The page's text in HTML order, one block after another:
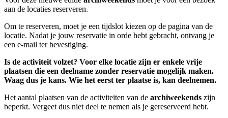
aan de locaties reserveren.
Om te reserveren, moet je een tijdslot kiezen op de pagina van de
locatie. Nadat je jouw reservatie in orde hebt gebracht, ontvang je
een e-mail ter bevestiging.
Is de activiteit volzet? Voor elke locatie zijn er enkele vrije
plaatsen die een deelname zonder reservatie mogelijk maken.
Waag dus je kans. Wie het eerst ter plaatse is, kan deelnemen.
Het aantal plaatsen van de activiteiten van de archiweekends zijn
beperkt. Vergeet dus niet deel te nemen als je gereserveerd hebt.